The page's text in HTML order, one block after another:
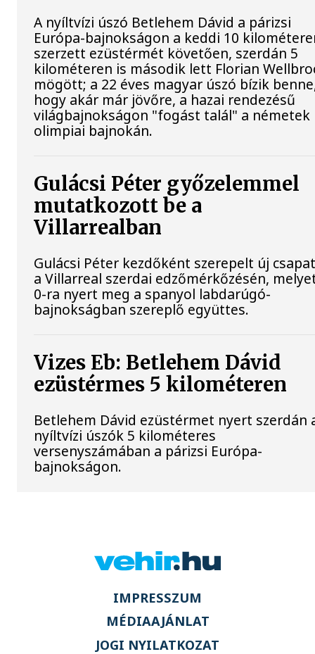
A nyíltvízi úszó Betlehem Dávid a párizsi
Európa-bajnokságon a keddi 10
szerzett ezüstérmét követően, szerdán 5
kilométeren is második lett Florian
mögött; a 22 éves magyar úszó bízik
hogy akár már jövőre, a hazai rendezésű
világbajnokságon "fogást talál" a németek
olimpiai bajnokán.
Gulácsi Péter győzelemmel
mutatkozott be a
Villarrealban
Gulácsi Péter kezdőként szerepelt új
a Villarreal szerdai edzőmérkőzésén,
0-ra nyert meg a spanyol labdarúgó-
bajnokságban szereplő együttes.
Vizes Eb: Betlehem Dávid
ezüstérmes 5 kilométeren
Betlehem Dávid ezüstérmet nyert szerdán
nyíltvízi úszók 5 kilométeres
versenyszámában a párizsi Európa-
bajnokságon.
IMPRESSZUM
MÉDIAAJÁNLAT
JOGI NYILATKOZAT